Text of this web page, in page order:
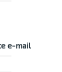
e-mail